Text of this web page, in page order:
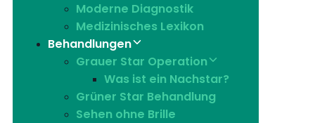
Moderne Diagnostik
Medizinisches Lexikon
Behandlungen
Grauer Star Operation
Was ist ein Nachstar?
Grüner Star Behandlung
Sehen ohne Brille